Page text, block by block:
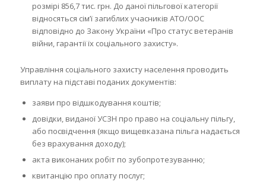
розмірі 856,7 тис. грн. До даної пільгової категорії
відносяться сім’ї загиблих учасників АТО/ООС
відповідно до Закону України «Про статус ветеранів
війни, гарантії їх соціального захисту».
Управління соціального захисту населення проводить
виплату на підставі поданих документів:
заяви про відшкодування коштів;
довідки, виданої УСЗН про право на соціальну пільгу,
або посвідчення (якщо вищевказана пільга надається
без врахування доходу);
акта виконаних робіт по зубопротезуванню;
квитанцію про оплату послуг;